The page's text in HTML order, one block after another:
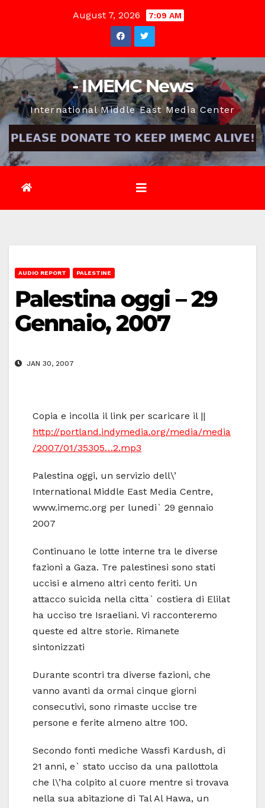
August 7, 2026 7:09 AM
- IMEMC News
International Middle East Media Center
AUDIO REPORT PALESTINE
Palestina oggi – 29
Gennaio, 2007
JAN 30, 2007
Copia e incolla il link per scaricare il ||
http://portland.indymedia.org/media/media
/2007/01/35305…2.mp3
Palestina oggi, un servizio dell\’
International Middle East Media Centre,
www.imemc.org per lunedi` 29 gennaio
2007
Continuano le lotte interne tra le diverse
fazioni a Gaza. Tre palestinesi sono stati
uccisi e almeno altri cento feriti. Un
attacco suicida nella citta` costiera di Elilat
ha ucciso tre Israeliani. Vi racconteremo
queste ed altre storie. Rimanete
sintonizzati
Durante scontri tra diverse fazioni, che
vanno avanti da ormai cinque giorni
consecutivi, sono rimaste uccise tre
persone e ferite almeno altre 100.
Secondo fonti mediche Wassfi Kardush, di
21 anni, e` stato ucciso da una pallottola
che l\’ha colpito al cuore mentre si trovava
nella sua abitazione di Tal Al Hawa, un